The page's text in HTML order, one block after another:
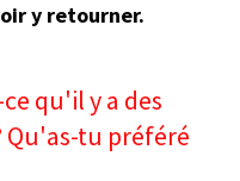
y retourner.
qu'il y a des
Qu'as-tu préféré